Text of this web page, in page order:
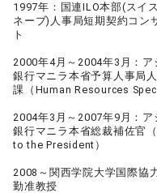
1997年：国連ILO本部(スイ
ネーブ)人事局短期契約コン
ト
2000年4月～2004年3月：ア
銀行マニラ本省予算人事局
課（Human Resources
2004年3月～2007年9月：ア
銀行マニラ本省総裁補佐官
to the President）
2008～関西学院大学国際協
勤准教授